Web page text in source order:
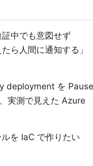
中でも意図せず
ら人間に通知する」
deployment を Pause
実測で見えた Azure
を IaC で作りたい